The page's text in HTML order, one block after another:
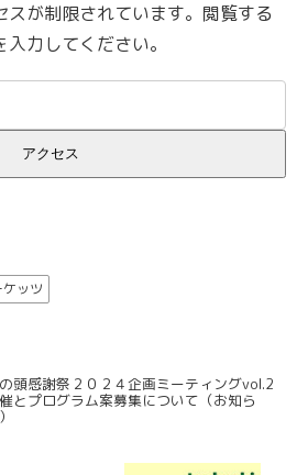
スが制限されています。閲覧する
力してください。
ッツ
頭感謝祭２０２４企画ミーティングvol.2
とプログラム案募集について（お知ら